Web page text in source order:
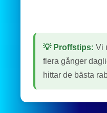
💡 Proffstips: Vi
flera gånger
hittar de bästa